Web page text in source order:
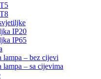
IP20
IP65
lampa – bez cijevi
lampa – sa cijevima